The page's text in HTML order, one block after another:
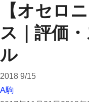
【オセロ
ス｜評価
ル
2018 9/15
A駒